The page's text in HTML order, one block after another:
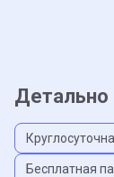
Детально
Бесплатная